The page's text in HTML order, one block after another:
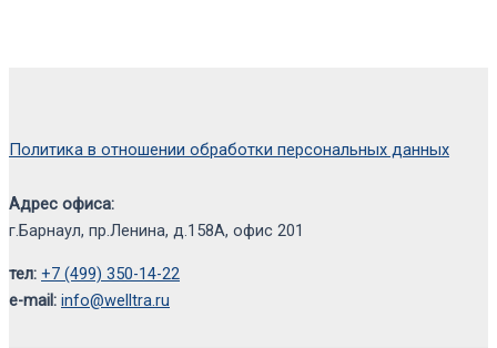
Политика в отношении обработки персональных данных
Адрес офиса:
г.Барнаул, пр.Ленина, д.158А, офис 201
тел: +7 (499) 350-14-22
e-mail: info@welltra.ru